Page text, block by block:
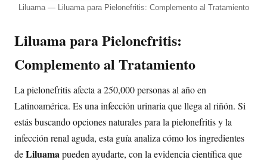
Liluama — Liluama para Pielonefritis: Complemento al Tratamiento
Liluama para Pielonefritis:
Complemento al Tratamiento
La pielonefritis afecta a 250,000 personas al año en
Latinoamérica. Es una infección urinaria que llega al riñón. Si
estás buscando opciones naturales para la pielonefritis y la
infección renal aguda, esta guía analiza cómo los ingredientes
deLiluamapueden ayudarte, con la evidencia científica que